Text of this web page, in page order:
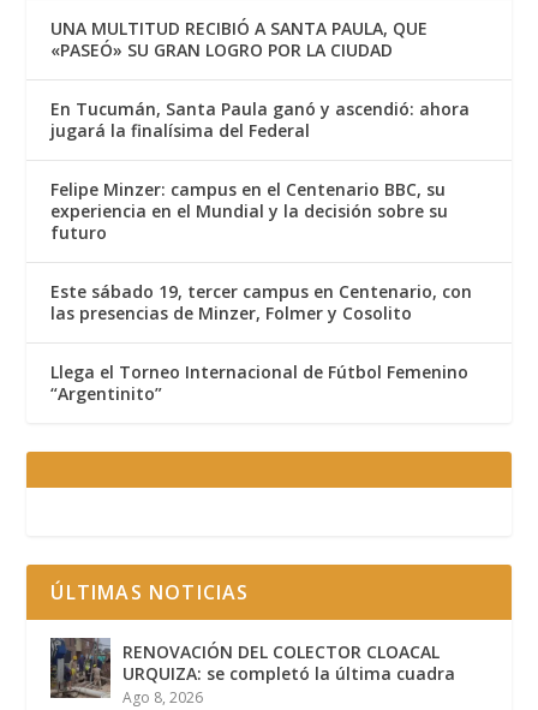
UNA MULTITUD RECIBIÓ A SANTA PAULA, QUE
«PASEÓ» SU GRAN LOGRO POR LA CIUDAD
En Tucumán, Santa Paula ganó y ascendió: ahora
jugará la finalísima del Federal
Felipe Minzer: campus en el Centenario BBC, su
experiencia en el Mundial y la decisión sobre su
futuro
Este sábado 19, tercer campus en Centenario, con
las presencias de Minzer, Folmer y Cosolito
Llega el Torneo Internacional de Fútbol Femenino
“Argentinito”
ÚLTIMAS NOTICIAS
RENOVACIÓN DEL COLECTOR CLOACAL
URQUIZA: se completó la última cuadra
Ago 8, 2026